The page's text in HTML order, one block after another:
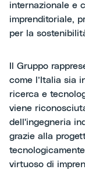
internazionale e
imprenditoriale,
per la
Il Gruppo
come l’Italia sia
ricerca e
viene
dell'ingegneria
grazie alla
virtuoso di